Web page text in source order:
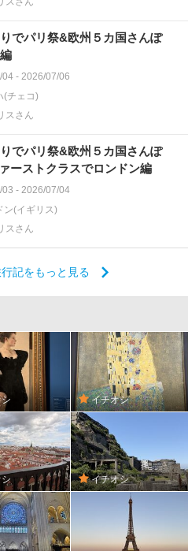
でパリ祭&欧州５カ国さんぽ
- 2026/07/06
(チェコ)
スさん
でパリ祭&欧州５カ国さんぽ
ーストクラスでロンドン編
- 2026/07/04
ン(イギリス)
スさん
記をもっと見る
イチオシ
イチオシ